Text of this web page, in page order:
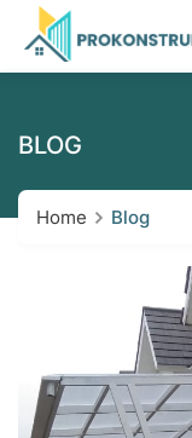
BLOG
Home Blog